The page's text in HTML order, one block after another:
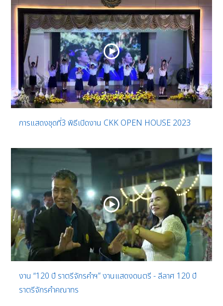
การแสดงชุดที่3 พิธีเปิดงาน CKK OPEN HOUSE 2023
งาน “120 ปี ราตรีจักรคำฯ” งานแสดงดนตรี - ลีลาศ 120 ปี
ราตรีจักรคำคณาทร